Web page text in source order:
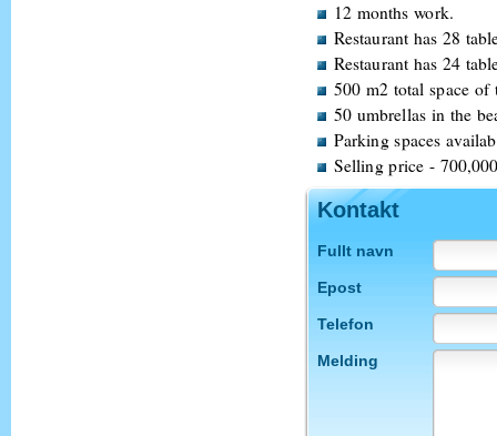
12 months work.
Restaurant has 28
Restaurant has 24
500 m2 total space of
50 umbrellas in the
Parking spaces
Selling price -
Kontakt
Fullt navn
Epost
Telefon
Melding